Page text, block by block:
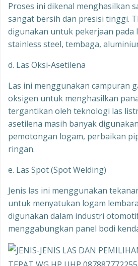
Proses ini dikenal menghasilkan
sangat bersih dan presisi tinggi.
digunakan untuk pekerjaan pada
stainless steel, tembaga,
d. Las Oksi-Asetilena
Las ini menggunakan campuran
oksigen untuk menghasilkan
tergantikan oleh teknologi las
asetilena masih banyak
pemotongan logam, perbaikan
ringan.
e. Las Spot (Spot Welding)
Jenis las ini menggunakan
untuk menyatukan logam
digunakan dalam industri
menggabungkan panel bodi